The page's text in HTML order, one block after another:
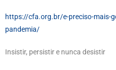
https://cfa.org.br/e-preciso-mais-
pandemia/
Insistir, persistir e nunca desistir